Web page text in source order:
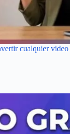
cualquier video